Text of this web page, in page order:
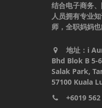
结合电子商务
人员拥有专业
师，全职妈妈
地址：i
Bhd Blok B 5-
Salak Park,
57100 Kuala
+6019